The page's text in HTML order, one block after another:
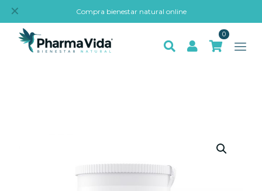
Compra bienestar natural online
✕
0